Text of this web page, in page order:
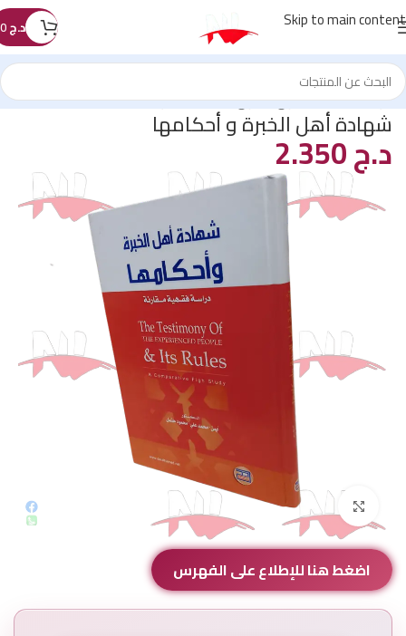
Skip to main content د.ج
الرئيسية/كتب القانون/قانون الملكية الفكرية
شهادة أهل الخبرة و أحكامها
د.ج
Click to enlarge
اضغط هنا للإطلاع على الفهرس